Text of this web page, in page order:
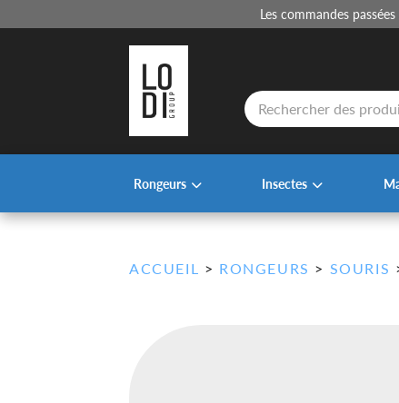
Les commandes
Recherche
de
produits
Rongeurs Insectes
ACCUEIL > RONGEURS > SOURIS